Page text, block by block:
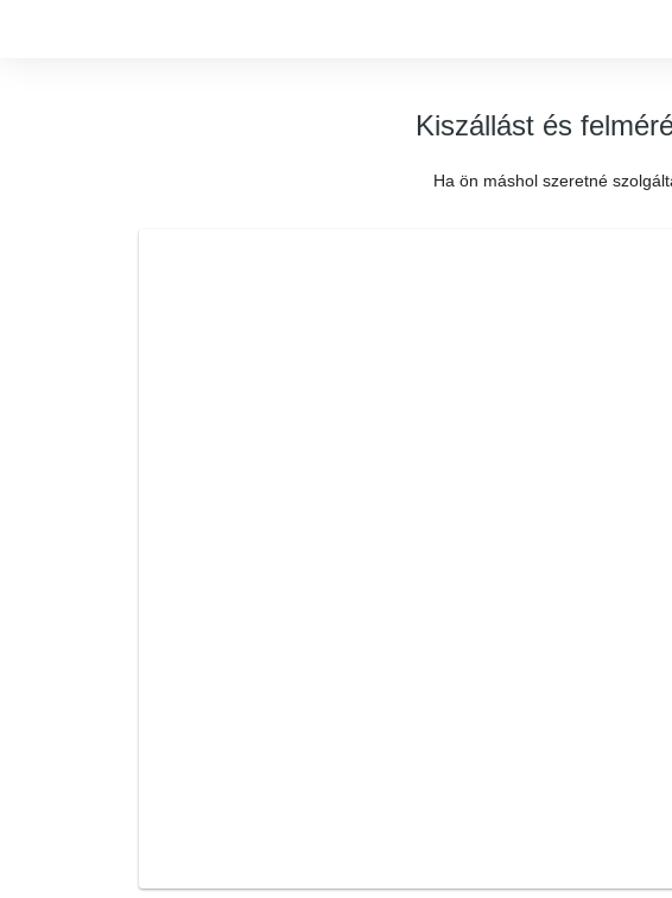
Kiszállást és
Ha ön máshol szeretné